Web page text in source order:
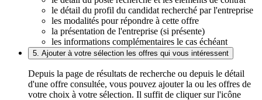
le détail du profil du candidat recherché par l'entreprise
les modalités pour répondre à cette offre
la présentation de l'entreprise (si présente)
les informations complémentaires le cas échéant
5. Ajouter à votre sélection les offres qui vous intéressent
Depuis la page de résultats de recherche ou depuis le détail
d'une offre consultée, vous pouvez ajouter la ou les offres de
votre choix à votre sélection. Il suffit de cliquer sur l'icône